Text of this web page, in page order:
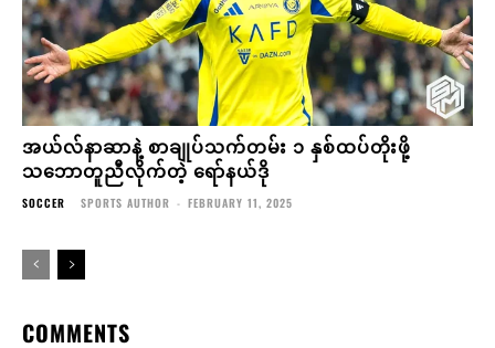
အယ်လ်နာဆာနဲ့ စာချုပ်သက်တမ်း ၁ နှစ်ထပ်တိုးဖို့
သဘောတူညီလိုက်တဲ့ ရော်နယ်ဒို
SOCCER SPORTS AUTHOR - FEBRUARY 11, 2025
COMMENTS